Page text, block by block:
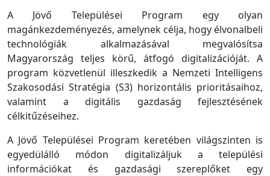
A Jövő Települései Program egy olyan
magánkezdeményezés, amelynek célja, hogy élvonalbeli
technológiák alkalmazásával megvalósítsa
Magyarország teljes körű, átfogó digitalizációját. A
program közvetlenül illeszkedik a Nemzeti Intelligens
Szakosodási Stratégia (S3) horizontális prioritásaihoz,
valamint a digitális gazdaság fejlesztésének
célkitűzéseihez.
A Jövő Települései Program keretében világszinten is
egyedülálló módon digitalizáljuk a települési
információkat és gazdasági szereplőket egy